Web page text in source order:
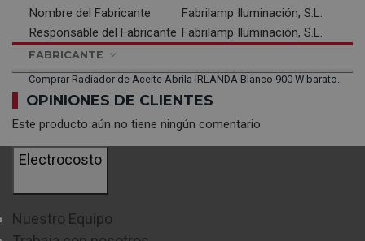
Nombre del Fabricante
Fabrilamp Iluminación, S.L.
Responsable del Fabricante Fabrilamp Iluminación, S.L.
FABRICANTE
Comprar Radiador de Aceite Abrila IRLANDA Blanco 900 W barato.
OPINIONES DE CLIENTES
Este producto aún no tiene ningún comentario
Electrocosto
Nuestro Equipo